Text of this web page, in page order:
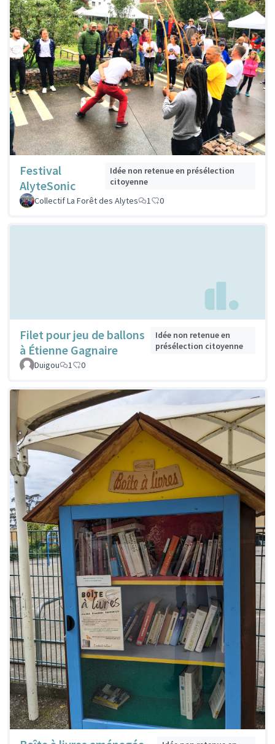
Festival
AlyteSonic
Idée non retenue en présélection
citoyenne
Collectif La Forêt des Alytes
1 0
Filet pour jeu de ballons
à Étienne Gagnaire
Idée non retenue en
présélection citoyenne
Duigou
1 0